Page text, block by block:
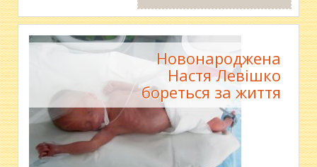
Новонароджена
Настя Левішко
бореться за життя